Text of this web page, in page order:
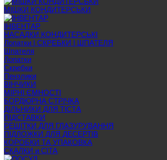
МІШКИ КОНДИТЕРСЬКИ
ІНВЕНТАР
НАСАДКИ КОНДИТЕРСЬКІ
Лопатки | СКРЕБКИ | ШПАТЕЛЯ
Шпателя
Лопатки
Скребки
Пензлики
ВІНЧИКИ
МІРНІ ЄМНОСТІ
БОРДЮРНА СТРІЧКА
ДІЛЬНИКИ ДЛЯ ТІСТА
ПІДСТАВКИ
РЕШІТКИ ДЛЯ ГЛАЗУРУВАННЯ
ПІДЛОЖКИ ДЛЯ ДЕСЕРТІВ
КОРОБКИ ТА УПАКОВКА
СКАЛКИ и СІТА